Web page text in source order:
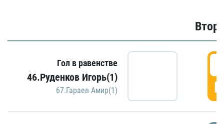
Гол в равенстве
46.Руденков Игорь(1)
67.Гараев Амир(1)